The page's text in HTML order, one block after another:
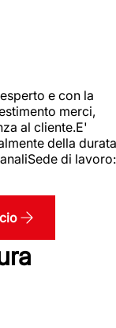
e con la
merci,
al cliente.E'
della durata
di lavoro: